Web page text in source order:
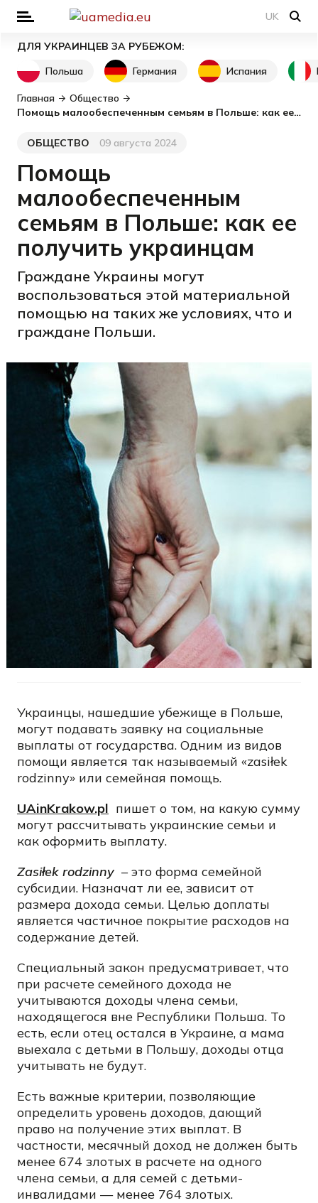
UK
ДЛЯ УКРАИНЦЕВ ЗА РУБЕЖОМ:
Польша
Германия Испания
Главная
Общество
Помощь малообеспеченным семьям в Польше: как ее получить украинцам
Категория
ОБЩЕСТВО
Дата публикации09 августа 2024
Помощь
малообеспеченным
семьям в Польше: как ее
получить украинцам
Граждане Украины могут
воспользоваться этой материальной
помощью на таких же условиях, что и
граждане Польши.
Украинцы, нашедшие убежище в Польше,
могут подавать заявку на социальные
выплаты от государства. Одним из видов
помощи является так называемый «zasiłek
rodzinny» или семейная помощь.
UAinKrakow.pl пишет о том, на какую сумму
могут рассчитывать украинские семьи и
как оформить выплату.
Zasiłek rodzinny – это форма семейной
субсидии. Назначат ли ее, зависит от
размера дохода семьи. Целью доплаты
является частичное покрытие расходов на
содержание детей.
Специальный закон предусматривает, что
при расчете семейного дохода не
учитываются доходы члена семьи,
находящегося вне Республики Польша. То
есть, если отец остался в Украине, а мама
выехала с детьми в Польшу, доходы отца
учитывать не будут.
Есть важные критерии, позволяющие
определить уровень доходов, дающий
право на получение этих выплат. В
частности, месячный доход не должен быть
менее 674 злотых в расчете на одного
члена семьи, а для семей с детьми-
инвалидами — менее 764 злотых.